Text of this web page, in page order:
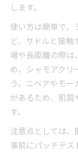
シャモ
の工夫
ロード
め
股擦れ
ック
集
肌トラブル
します。
使い方は簡単で、
ど、サドルと接
場や長距離の際
め、シャモアクリ
う。ニベアやモ
があるため、肌
す。
注意点としては
事前にパッチテス